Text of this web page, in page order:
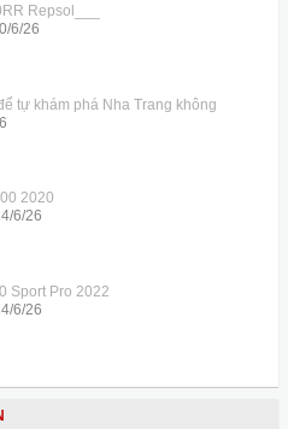
Repsol___
6/26
tự khám phá Nha Trang không
2020
6/26
Sport Pro 2022
6/26